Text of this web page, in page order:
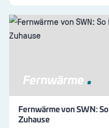
Fernwärme
Fernwärme von SWN:
Zuhause